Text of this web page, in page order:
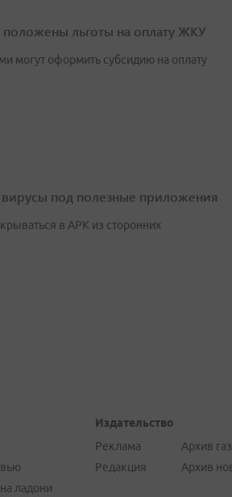
положены льготы на оплату ЖКУ
могут оформить субсидию на оплату
под полезные приложения
в APK из сторонних
ладони
Издательство
Реклама
Редакция
Архив
Архив